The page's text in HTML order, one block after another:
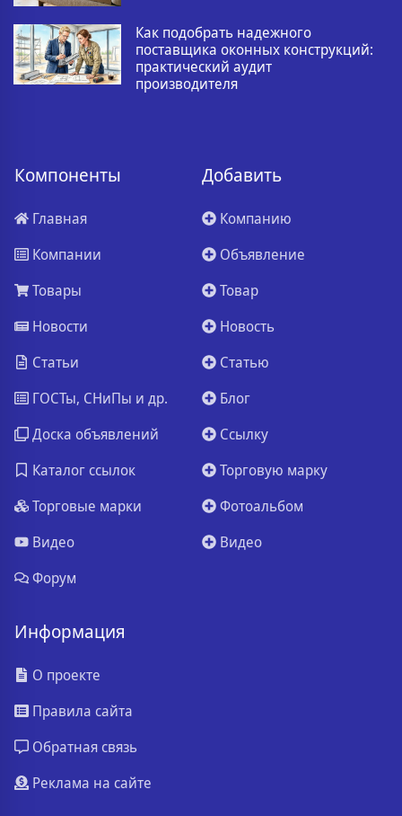
Как подобрать надежного
поставщика оконных конструкций:
практический аудит
производителя
Компоненты
Главная
Компании
Товары
Новости
Статьи
ГОСТы, СНиПы и др.
Доска объявлений
Каталог ссылок
Торговые марки
Видео
Форум
Добавить
Компанию
Объявление
Товар
Новость
Статью
Блог
Ссылку
Торговую марку
Фотоальбом
Видео
Информация
О проекте
Правила сайта
Обратная связь
Реклама на сайте